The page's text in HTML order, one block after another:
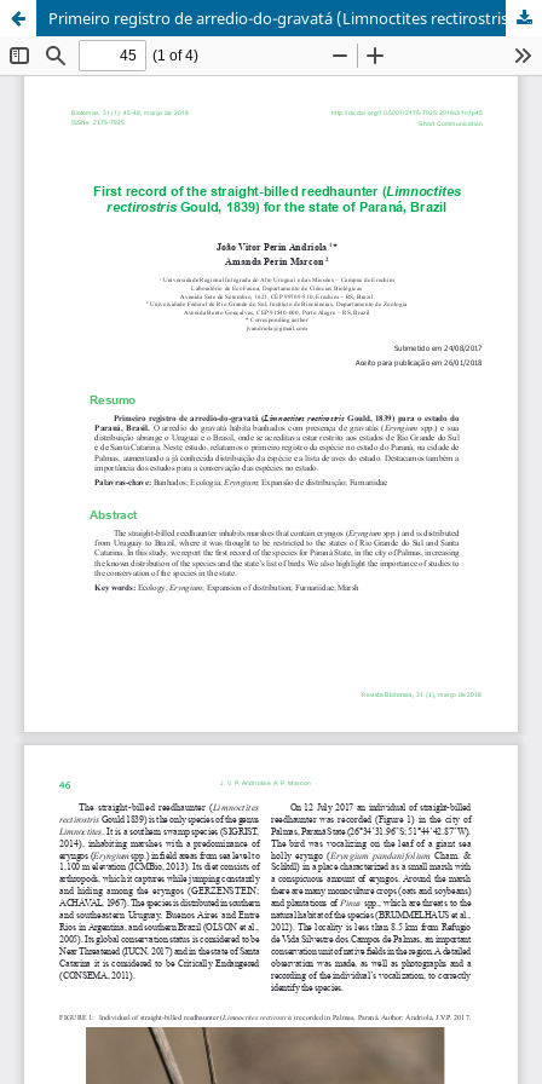
Primeiro registro de arredio-do-gravatá (Limnoctites rectirostris Gould, 1839) para o estado do Paraná, Brasil